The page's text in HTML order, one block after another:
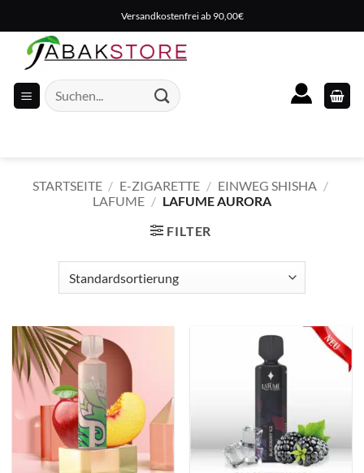
Inhalt
springen
Versandkostenfrei ab 90,00€
Suche
nach:
STARTSEITE / E-ZIGARETTE / EINWEG SHISHA /
LAFUME / LAFUME AURORA
FILTER